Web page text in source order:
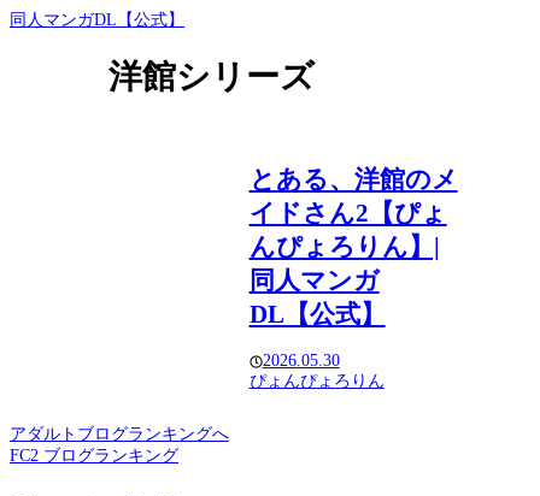
同人マンガDL【公式】
洋館シリーズ
とある、洋館のメ
イドさん2【ぴょ
んぴょろりん】|
同人マンガ
DL【公式】
2026.05.30
ぴょんぴょろりん
アダルトブログランキングへ
FC2 ブログランキング